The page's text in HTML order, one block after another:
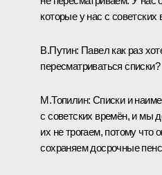
которые у нас с
В.Путин: Павел как раз
пересматриваться списки?
М.Топилин: Списки и
с советских времён, и мы
их не трогаем, потому что
сохраняем досрочные